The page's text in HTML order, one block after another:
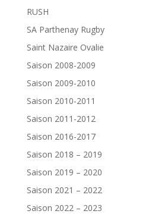
RUSH
SA Parthenay Rugby
Saint Nazaire Ovalie
Saison 2008-2009
Saison 2009-2010
Saison 2010-2011
Saison 2011-2012
Saison 2016-2017
Saison 2018 – 2019
Saison 2019 – 2020
Saison 2021 – 2022
Saison 2022 – 2023